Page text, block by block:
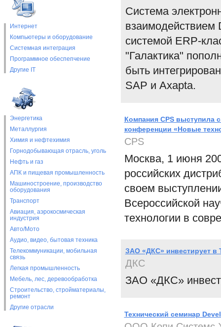
Интернет
Компьютеры и оборудование
Системная интеграция
Программное обеспепчение
Другие IT
Энергетика
Металлургия
Химия и нефтехимия
Горнодобывающая отрасль, уголь
Нефть и газ
АПК и пищевая промышленность
Машиностроение, производство
оборудования
Транспорт
Авиация, аэрокосмическая
индустрия
Авто/Мото
Аудио, видео, бытовая техника
Телекоммуникации, мобильная
связь
Легкая промышленность
Мебель, лес, деревообработка
Строительство, стройматериалы,
ремонт
Другие отрасли
Система
взаимодействием
системой ERP-
"Галактика"
быть
SAP и Axapta.
Компания CPS выступила
конференции «Новые
CPS
Москва, 1 июня
российских
своем
Всероссийской
технологии в
ЗАО «ДКС» инвестирует в
ДКС
ЗАО «ДКС»
Технический семинар